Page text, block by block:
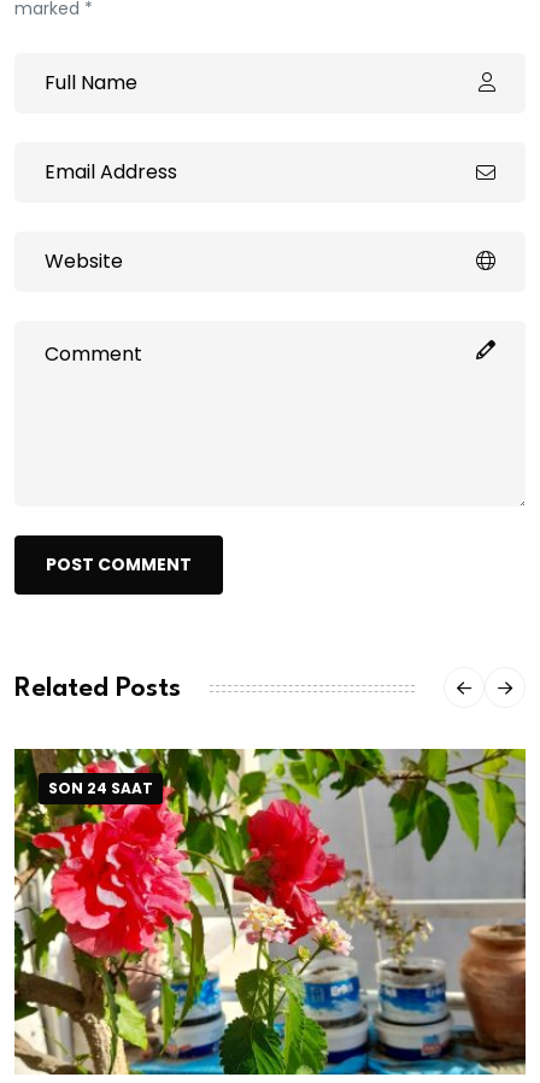
marked *
POST COMMENT
Related Posts
SON 24 SAAT